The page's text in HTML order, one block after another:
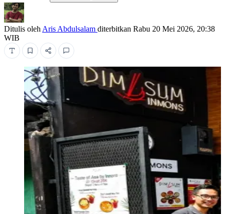
Ditulis oleh Aris Abdulsalam diterbitkan Rabu 20 Mei 2026, 20:38
WIB